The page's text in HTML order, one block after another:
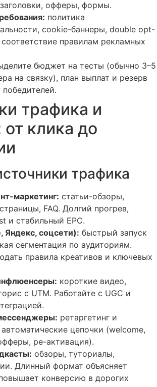
офферы, формы.
политика
cookie-баннеры, double opt-
правилам рекламных
бюджет на тесты (обычно 3–5
на связку), план выплат и резерв
трафика и
клика до
трафика
маркетинг: статьи-обзоры,
FAQ. Долгий прогрев,
и стабильный EPC.
Яндекс, соцсети): быстрый запуск
сегментация по аудиториям.
правила креативов и ключевых
короткие видео,
с UTM. Работайте с UGC и
ретаргетинг и
цепочки (welcome,
ре-активация).
обзоры, туториалы,
Длинный формат объясняет
конверсию в дорогих